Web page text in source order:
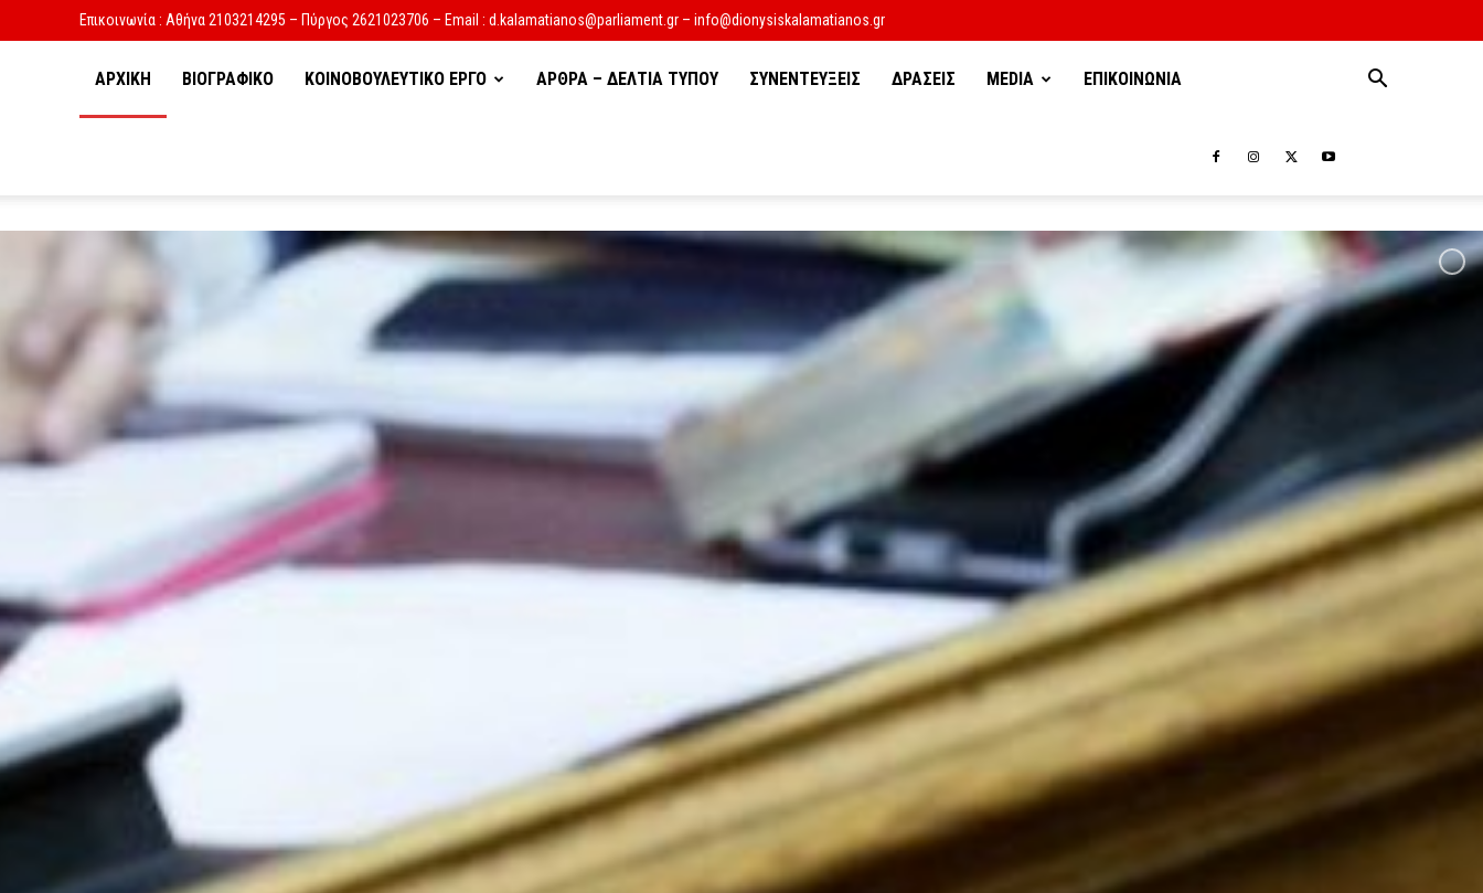
Επικοινωνία : Αθήνα 2103214295 – Πύργος 2621023706 – Email : d.kalamatianos@parliament.gr – info@dionysiskalamatianos.gr
ΑΡΧΙΚΗ ΒΙΟΓΡΑΦΙΚΟ ΚΟΙΝΟΒΟΥΛΕΥΤΙΚΟ ΕΡΓΟ ΑΡΘΡΑ – ΔΕΛΤΙΑ ΤΥΠΟΥ ΣΥΝΕΝΤΕΥΞΕΙΣ ΔΡΑΣΕΙΣ MEDIA ΕΠΙΚΟΙΝΩΝΙΑ